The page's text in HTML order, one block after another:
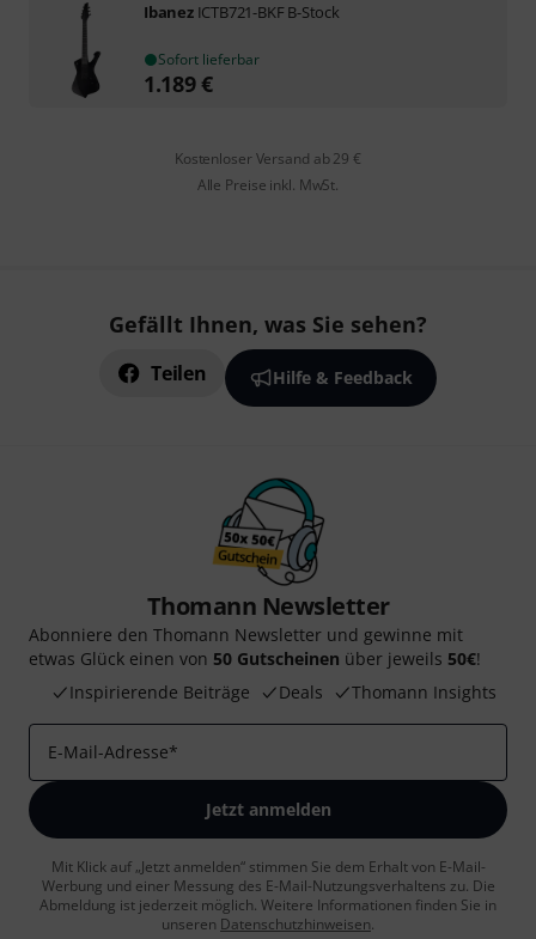
Ibanez ICTB721-BKF B-Stock
Sofort lieferbar
1.189€
Kostenloser Versand ab 29 €
Alle Preise inkl. MwSt.
Gefällt Ihnen, was Sie sehen?
Teilen Hilfe & Feedback
Thomann Newsletter
Abonniere den Thomann Newsletter und gewinne mit
etwas Glück einen von 50 Gutscheinen über jeweils 50€!
Inspirierende Beiträge
Deals Thomann Insights
E-Mail-Adresse*
Jetzt anmelden
Mit Klick auf „Jetzt anmelden“ stimmen Sie dem Erhalt von E-Mail-
Werbung und einer Messung des E-Mail-Nutzungsverhaltens zu. Die
Abmeldung ist jederzeit möglich. Weitere Informationen finden Sie in
unseren Datenschutzhinweisen.